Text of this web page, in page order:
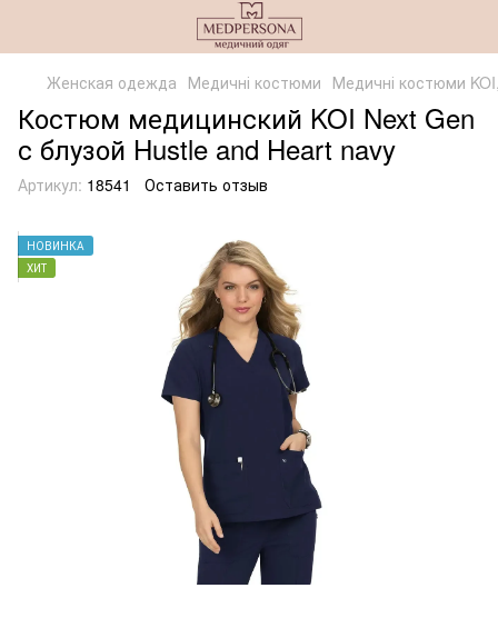
Женская одежда Медичні костюми Медичні костюми
Костюм медицинский KOI Next Gen
с блузой Hustle and Heart navy
Артикул: 18541 Оставить отзыв
НОВИНКА
ХИТ